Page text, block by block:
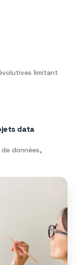
limitant
data
données,